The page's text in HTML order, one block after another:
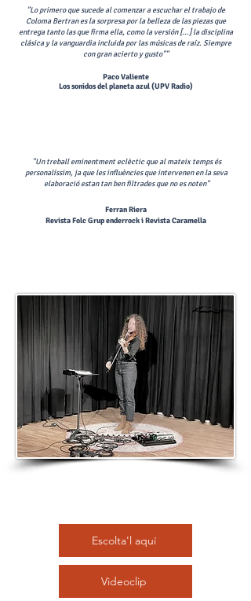
"Lo primero que sucede al comenzar a escuchar el trabajo de
Coloma Bertran es la sorpresa por la belleza de las piezas que
entrega tanto las que firma ella, como la versión [...] la disciplina
clásica y la vanguardia incluida por las músicas de raíz. Siempre
con gran acierto y gusto""​
Paco Valiente
Los sonidos del planeta azul (UPV Radio)
"Un treball eminentment eclèctic que al mateix temps és
personalíssim, ja que les influències que intervenen en la seva
elaboració estan tan ben filtrades que no es noten"
Ferran Riera
Revista Folc Grup enderrock i Revista Caramella
Escolta'l aquí
Videoclip